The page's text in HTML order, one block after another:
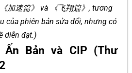
加速篇》 và 《飞翔篇》, tương
của phiên bản sửa đổi, nhưng có
diễn đạt.)
Ấn Bản và CIP (Thư